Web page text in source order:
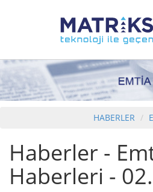
HABERLER
Haberler -
Haberleri -